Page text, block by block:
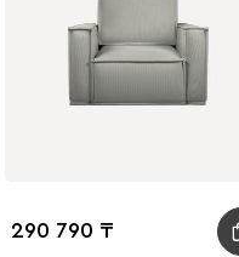
Серый
290 790